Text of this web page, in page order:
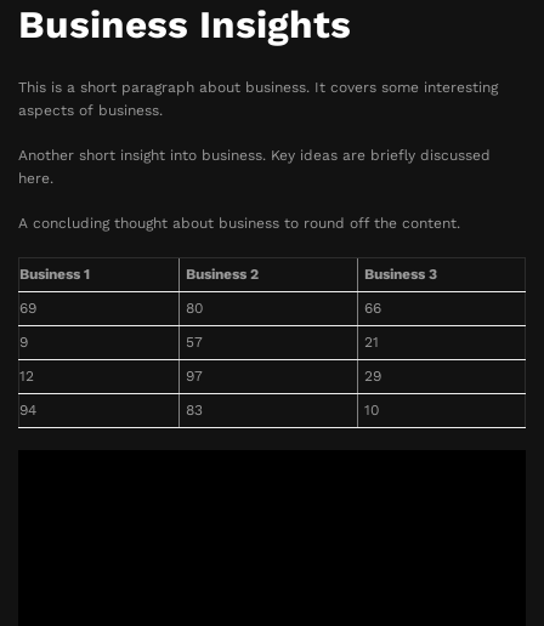
Business Insights
This is a short paragraph about business. It covers some interesting
aspects of business.
Another short insight into business. Key ideas are briefly discussed
here.
A concluding thought about business to round off the content.
Business 1 Business 2
Business 3
69
80
66
9
57
21
12
97
29
94
83 10